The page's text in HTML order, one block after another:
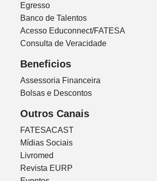
Egresso
Banco de Talentos
Acesso Educonnect/FATESA
Consulta de Veracidade
Beneficios
Assessoria Financeira
Bolsas e Descontos
Outros Canais
FATESACAST
Mídias Sociais
Livromed
Revista EURP